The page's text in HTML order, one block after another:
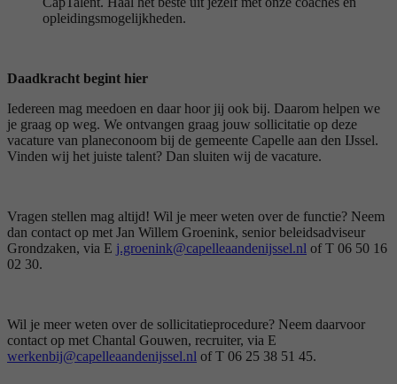
opleidingsmogelijkheden.
Daadkracht begint hier
Iedereen mag meedoen en daar hoor jij ook bij. Daarom helpen we
je graag op weg. We ontvangen graag jouw sollicitatie op deze
vacature van planeconoom bij de gemeente Capelle aan den IJssel.
Vinden wij het juiste talent? Dan sluiten wij de vacature.
Vragen stellen mag altijd! Wil je meer weten over de functie? Neem
dan contact op met Jan Willem Groenink, senior beleidsadviseur
Grondzaken, via E j.groenink@capelleaandenijssel.nl of T 06 50 16
02 30.
Wil je meer weten over de sollicitatieprocedure? Neem daarvoor
contact op met Chantal Gouwen, recruiter, via E
werkenbij@capelleaandenijssel.nl of T 06 25 38 51 45.